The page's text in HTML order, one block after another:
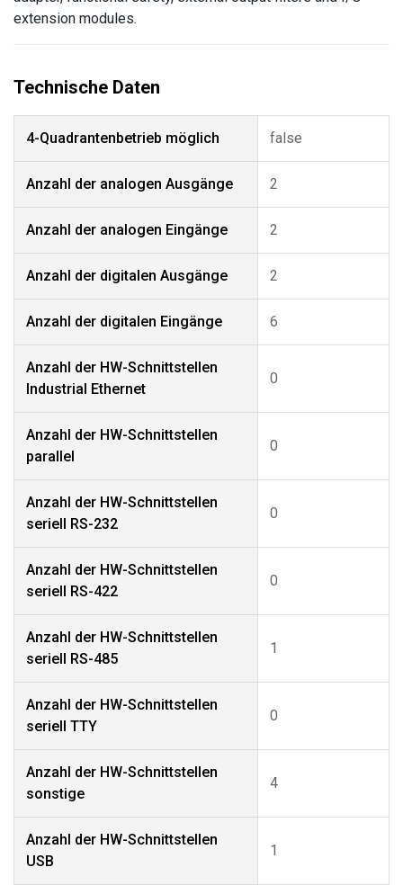
extension modules.
4-Quadrantenbetrieb möglich false
Anzahl der analogen Ausgänge 2
Anzahl der analogen Eingänge 2
Anzahl der digitalen Ausgänge 2
Anzahl der digitalen Eingänge 6
Anzahl der HW-Schnittstellen
Industrial Ethernet
0
Anzahl der HW-Schnittstellen
parallel
0
Anzahl der HW-Schnittstellen
seriell RS-232
0
Anzahl der HW-Schnittstellen
seriell RS-422
0
Anzahl der HW-Schnittstellen
seriell RS-485
1
Anzahl der HW-Schnittstellen
seriell TTY
0
Anzahl der HW-Schnittstellen
sonstige
4
Anzahl der HW-Schnittstellen
USB
1